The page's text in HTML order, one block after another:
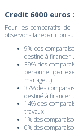
Credit 6000
Pour les comparatifs
observons la répartition
9% des
destiné à financer
39% des
personnel (par
mariage...)
37% des
destiné à financer
14% des
travaux
1% des
0% des